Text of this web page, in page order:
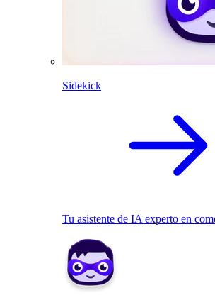
Sidekick
Tu asistente de IA experto en